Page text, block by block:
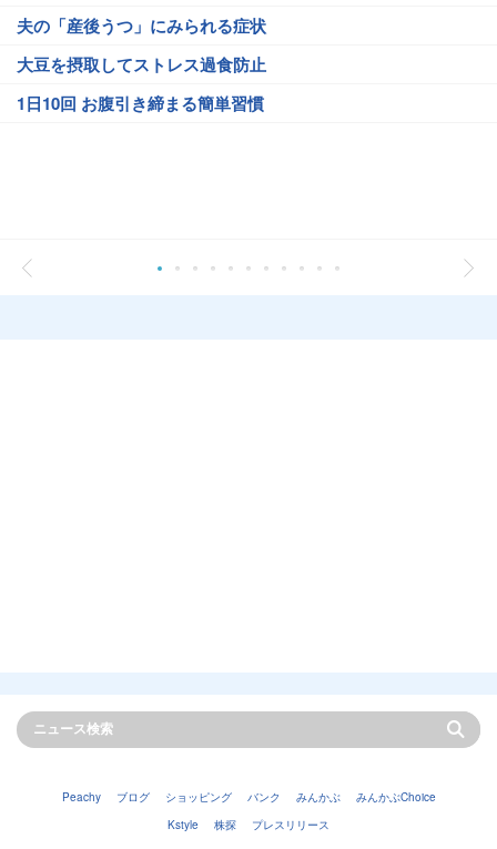
夫の「産後うつ」にみられる症状
大豆を摂取してストレス過食防止
1日10回 お腹引き締まる簡単習慣
Peachy ブログ ショッピング バンク みんかぶ
みんかぶChoice
Kstyle
株探 プレスリリース